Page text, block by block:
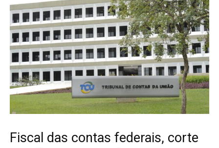
Fiscal das contas federais, corte